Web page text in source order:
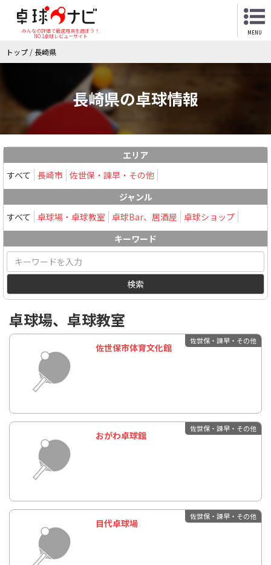
みんなの評価で最適用具を選ぼう！
NO.1卓球レビューサイト
MENU
トップ / 長崎県
長崎県の卓球情報
エリア
すべて
長崎市 佐世保・諫早・その他
ジャンル
すべて
卓球場・卓球教室 卓球Bar、居酒屋 卓球ショップ
キーワード
検索
卓球場、卓球教室
佐世保・諫早・その他
佐世保市体育文化館
佐世保・諫早・その他
おがわ卓球館
佐世保・諫早・その他
目代卓球場